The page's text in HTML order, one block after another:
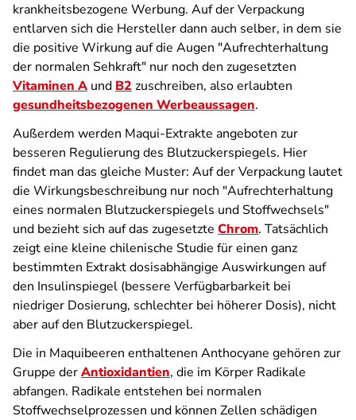
krankheitsbezogene Werbung. Auf der Verpackung
entlarven sich die Hersteller dann auch selber, in dem sie
die positive Wirkung auf die Augen "Aufrechterhaltung
der normalen Sehkraft" nur noch den zugesetzten
Vitaminen A und B2 zuschreiben, also erlaubten
gesundheitsbezogenen Werbeaussagen.
Außerdem werden Maqui-Extrakte angeboten zur
besseren Regulierung des Blutzuckerspiegels. Hier
findet man das gleiche Muster: Auf der Verpackung lautet
die Wirkungsbeschreibung nur noch "Aufrechterhaltung
eines normalen Blutzuckerspiegels und Stoffwechsels"
und bezieht sich auf das zugesetzte Chrom. Tatsächlich
zeigt eine kleine chilenische Studie für einen ganz
bestimmten Extrakt dosisabhängige Auswirkungen auf
den Insulinspiegel (bessere Verfügbarbarkeit bei
niedriger Dosierung, schlechter bei höherer Dosis), nicht
aber auf den Blutzuckerspiegel.
Die in Maquibeeren enthaltenen Anthocyane gehören zur
Gruppe derAntioxidantien, die im Körper Radikale
abfangen. Radikale entstehen bei normalen
Stoffwechselprozessen und können Zellen schädigen